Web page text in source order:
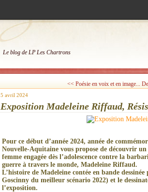
Le blog de LP Les Chartrons
<< Poésie en voix et en image...
5 avril 2024
Exposition Madeleine Riffaud,
Pour ce début d’année 2024, année de
Nouvelle-Aquitaine vous propose de découvrir
femme engagée dès l’adolescence contre la
guerre à travers le monde, Madeleine Riffaud.
L’histoire de Madeleine contée en bande
Goscinny du meilleur scénario 2022) et le
l’exposition.